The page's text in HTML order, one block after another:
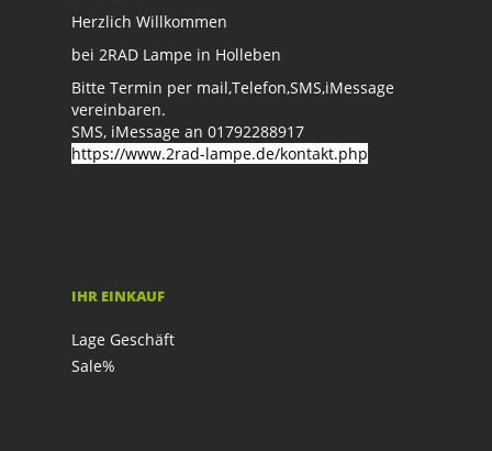
Herzlich Willkommen
bei 2RAD Lampe in Holleben
Bitte Termin per mail,Telefon,SMS,iMessage
vereinbaren.
SMS, iMessage an 01792288917
https://www.2rad-lampe.de/kontakt.php
IHR EINKAUF
Lage Geschäft
Sale%